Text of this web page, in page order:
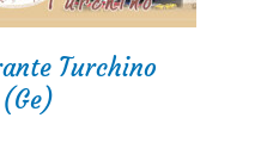
Turchino